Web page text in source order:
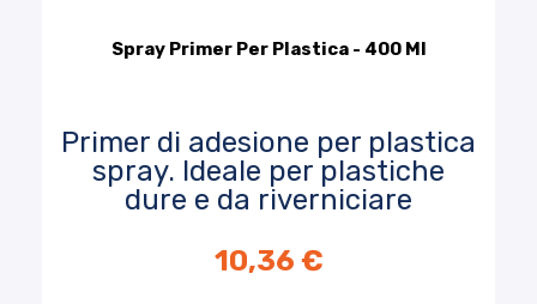
Spray Primer Per Plastica - 400 Ml
Primer di adesione per plastica
spray. Ideale per plastiche
dure e da riverniciare
10,36 €